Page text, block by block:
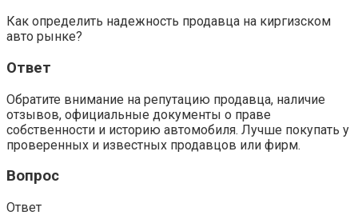
Как определить надежность продавца на киргизском
авто рынке?
Ответ
Обратите внимание на репутацию продавца, наличие
отзывов, официальные документы о праве
собственности и историю автомобиля. Лучше покупать у
проверенных и известных продавцов или фирм.
Вопрос
Ответ